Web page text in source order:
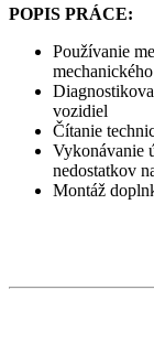
POPIS PRÁCE:
Používanie
vozidiel
Čítanie
Vykonávanie
nedostatkov
Montáž